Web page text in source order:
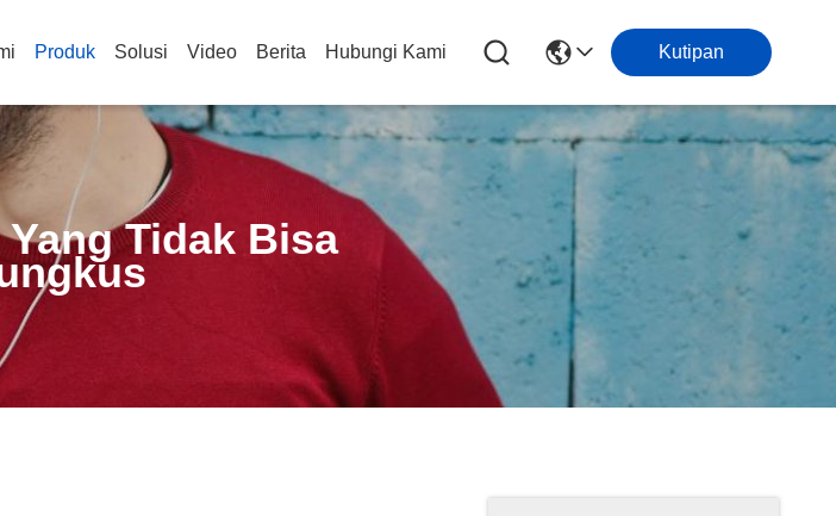
Produk Solusi Video Berita Hubungi Kami Kutipan
Tidak Bisa